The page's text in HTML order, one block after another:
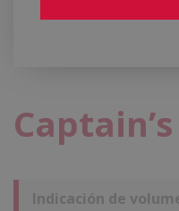
Indicación de